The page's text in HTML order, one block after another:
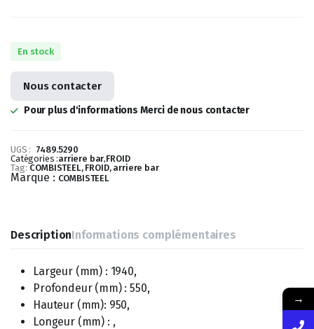
En stock
Nous contacter
Pour plus d'informations Merci de nous contacter
UGS : 7489.5290
Catégories :arriere bar,FROID
Tag: COMBISTEEL, FROID, arriere bar
Marque : COMBISTEEL
DescriptionInformations complémentaires
Largeur (mm) : 1940,
Profondeur (mm) : 550,
Hauteur (mm): 950,
Longeur (mm) : ,
→